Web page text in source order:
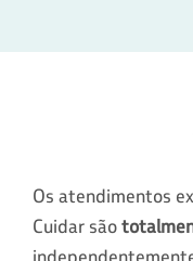
Os atendimentos
Cuidar são